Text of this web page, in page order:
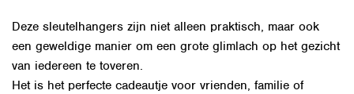
Deze sleutelhangers zijn niet alleen praktisch, maar ook
een geweldige manier om een grote glimlach op het gezicht
van iedereen te toveren.
Het is het perfecte cadeautje voor vrienden, familie of